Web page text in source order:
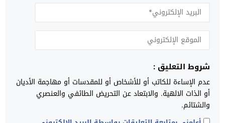
شروط التعليق :
عدم الإساءة للكاتب أو للأشخاص أو للمقدسات أو مهاجمة الأديان
أو الذات الالهية. والابتعاد عن التحريض الطائفي والعنصري
والشتائم.